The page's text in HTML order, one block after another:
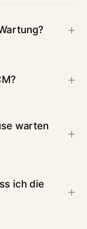
warten
ich die